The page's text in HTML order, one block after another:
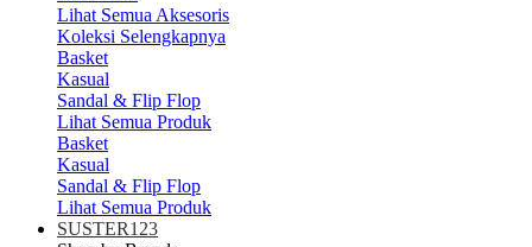
Lihat Semua Aksesoris
Koleksi Selengkapnya
Basket
Kasual
Sandal & Flip Flop
Lihat Semua Produk
Basket
Kasual
Sandal & Flip Flop
Lihat Semua Produk
SUSTER123